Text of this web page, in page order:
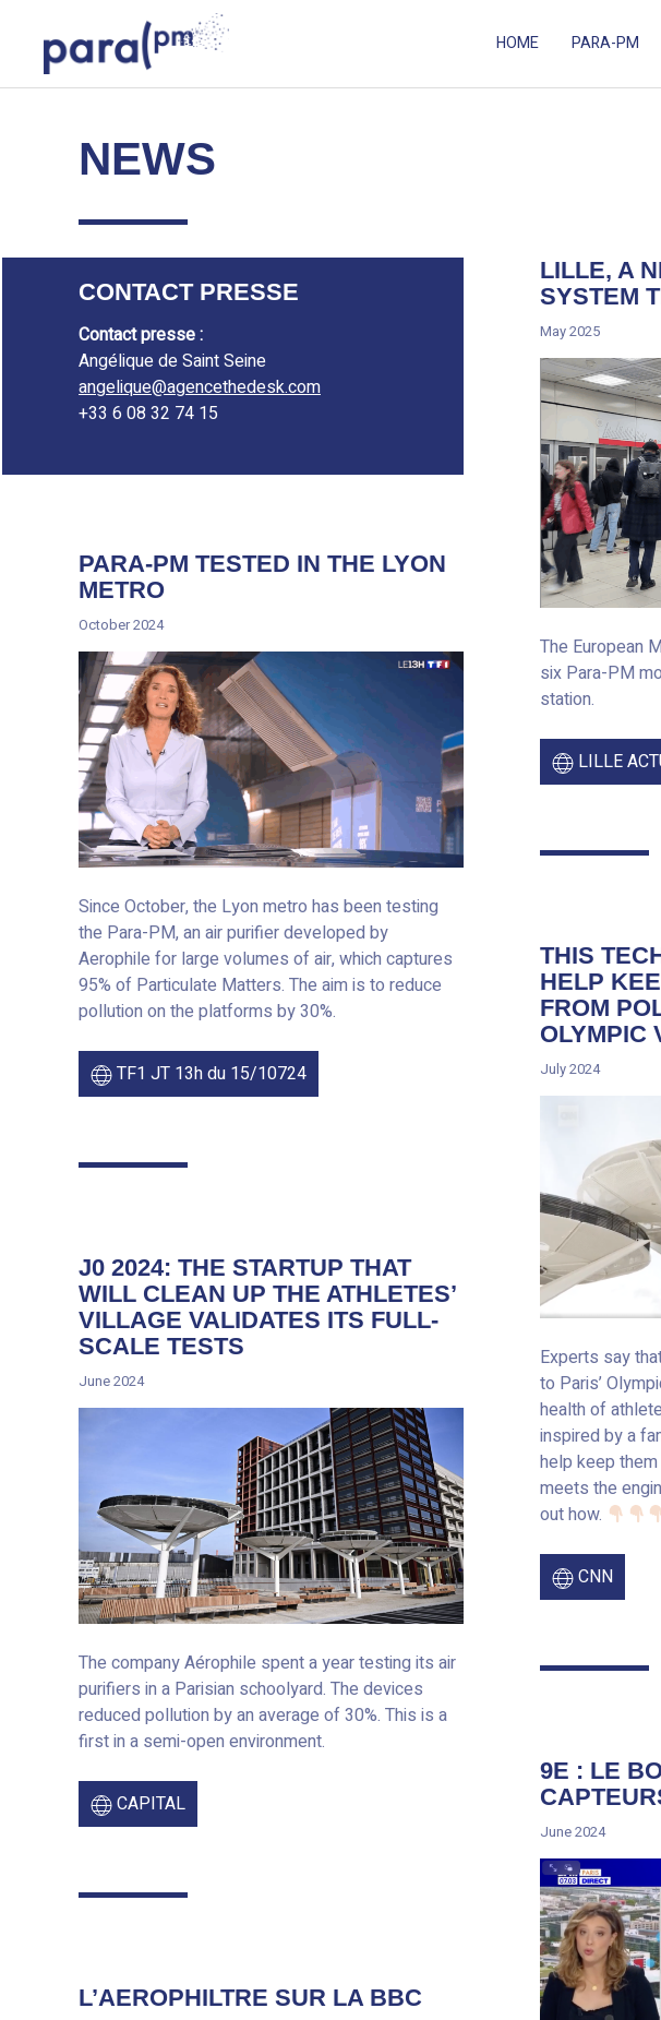
content
HOME PARA-PM
NEWS
CONTACT PRESSE
Contact presse :
Angélique de Saint Seine
angelique@agencethedesk.com
+33 6 08 32 74 15
LILLE, A
SYSTEM
May 2025
The European
six Para-PM
station.
LILLE
PARA-PM TESTED IN THE LYON
METRO
October 2024
Since October, the Lyon metro has been testing
the Para-PM, an air purifier developed by
Aerophile for large volumes of air, which captures
95% of Particulate Matters. The aim is to reduce
pollution on the platforms by 30%.
TF1 JT 13h du 15/10724
THIS
HELP
FROM
OLYMPIC
July 2024
Experts say
to Paris’
health of
inspired by a
help keep them
meets the
out how.
CNN
J0 2024: THE STARTUP THAT
WILL CLEAN UP THE ATHLETES’
VILLAGE VALIDATES ITS FULL-
SCALE TESTS
June 2024
The company Aérophile spent a year testing its air
purifiers in a Parisian schoolyard. The devices
reduced pollution by an average of 30%. This is a
first in a semi-open environment.
CAPITAL
9E : LE
June 2024
L’AEROPHILTRE SUR LA BBC